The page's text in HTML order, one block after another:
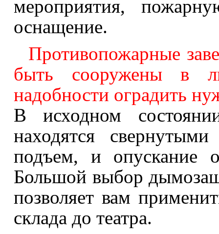
мероприятия,
оснащение.
Противопожарные
быть сооружены в
надобности оградить
В исходном
находятся
подъем, и опускание
Большой выбор
позволяет вам
склада до театра.